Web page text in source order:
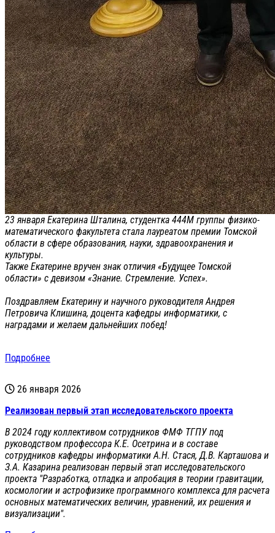
23 января Екатерина Шталина, студентка 444М группы физико-
математического факультета стала лауреатом премии Томской
области в сфере образования, науки, здравоохранения и
культуры.
Также Екатерине вручен знак отличия «Будущее Томской
области» с девизом «Знание. Стремление. Успех».
Поздравляем Екатерину и научного руководителя Андрея
Петровича Клишина, доцента кафедры информатики, с
наградами и желаем дальнейших побед!
Подробнее
26 января 2026
Реализован первый этап исследовательского проекта
В 2024 году коллективом сотрудников ФМФ ТГПУ под
руководством профессора К.Е. Осетрина и в составе
сотрудников кафедры информатики А.Н. Стася, Д.В. Карташова и
З.А. Казарина реализован первый этап исследовательского
проекта "Разработка, отладка и апробация в теории гравитации,
космологии и астрофизике программного комплекса для расчета
основных математических величин, уравнений, их решения и
визуализации".